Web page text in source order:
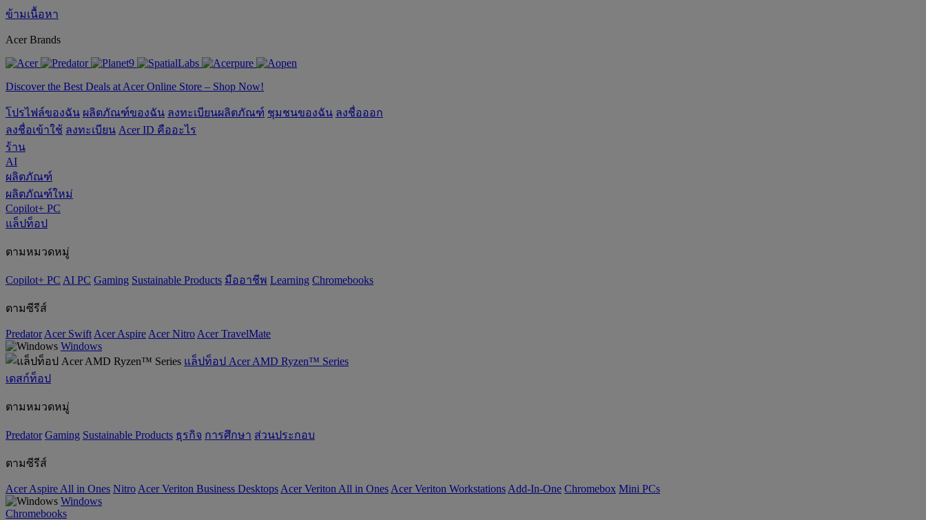
ข้ามเนื้อหา
Acer Brands
Discover the Best Deals at Acer Online Store – Shop Now!
โปรไฟล์ของฉัน ผลิตภัณฑ์ของฉัน ลงทะเบียนผลิตภัณฑ์ ชุมชนของฉัน ลงชื่อออก
ลงชื่อเข้าใช้ ลงทะเบียน Acer ID คืออะไร
ร้าน
AI
ผลิตภัณฑ์
ผลิตภัณฑ์ใหม่
Copilot+ PC
แล็ปท็อป
ตามหมวดหมู่
Copilot+ PC AI PC Gaming ‌Sustainable Products มืออาชีพ ‌Learning Chromebooks
ตามซีรีส์
Predator Acer Swift Acer Aspire Acer Nitro Acer TravelMate
Windows
แล็ปท็อป Acer AMD Ryzen™ Series
เดสก์ท็อป
ตามหมวดหมู่
Predator Gaming ‌Sustainable Products ธุรกิจ การศึกษา ส่วนประกอบ
ตามซีรีส์
Acer Aspire All in Ones Nitro Acer Veriton Business Desktops Acer Veriton All in Ones Acer Veriton Workstations Add-In-One Chromebox Mini PCs
Windows
Chromebooks